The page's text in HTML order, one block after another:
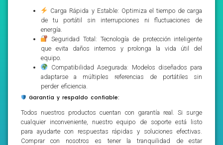
Carga Rápida y Estable: Optimiza el tiempo de carga
de tu portátil sin interrupciones ni fluctuaciones de
energía.
Seguridad Total: Tecnología de protección inteligente
que evita daños internos y prolonga la vida útil del
equipo.
Compatibilidad Asegurada: Modelos diseñados para
adaptarse a múltiples referencias de portátiles sin
perder eficiencia.
Garantía y respaldo confiable:
Todos nuestros productos cuentan con garantía real. Si surge
cualquier inconveniente, nuestro equipo de soporte está listo
para ayudarte con respuestas rápidas y soluciones efectivas.
Comprar con nosotros es tener la tranquilidad de estar